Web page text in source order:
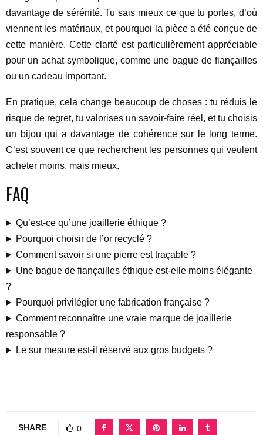
davantage de sérénité. Tu sais mieux ce que tu portes, d’où
viennent les matériaux, et pourquoi la pièce a été conçue de
cette manière. Cette clarté est particulièrement appréciable
pour un achat symbolique, comme une bague de fiançailles
ou un cadeau important.
En pratique, cela change beaucoup de choses : tu réduis le
risque de regret, tu valorises un savoir-faire réel, et tu choisis
un bijou qui a davantage de cohérence sur le long terme.
C’est souvent ce que recherchent les personnes qui veulent
acheter moins, mais mieux.
FAQ
Qu’est-ce qu’une joaillerie éthique ?
Pourquoi choisir de l’or recyclé ?
Comment savoir si une pierre est traçable ?
Une bague de fiançailles éthique est-elle moins élégante
?
Pourquoi privilégier une fabrication française ?
Comment reconnaître une vraie marque de joaillerie
responsable ?
Le sur mesure est-il réservé aux gros budgets ?
SHARE 0